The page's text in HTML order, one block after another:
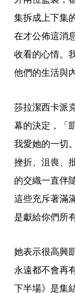
集拆成上下集
在才公佈這消
收看的心情。
他們的生活與
莎拉潔西卡派
幕的決定，「
我愛她的一切
挫折、沮喪、
的交織一直伴
這些充斥著滿
是獻給你們所
她表示很高興
永遠都不會再
下半場》是集